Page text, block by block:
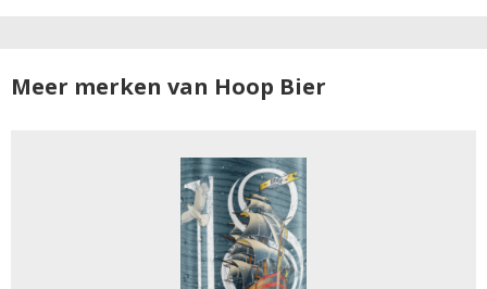
Meer merken van Hoop Bier